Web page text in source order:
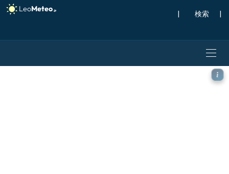
| |
GFS モデル - ポーランド,